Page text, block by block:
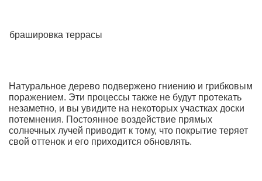
брашировка террасы
Натуральное дерево подвержено гниению и грибковым
поражением. Эти процессы также не будут протекать
незаметно, и вы увидите на некоторых участках доски
потемнения. Постоянное воздействие прямых
солнечных лучей приводит к тому, что покрытие теряет
свой оттенок и его приходится обновлять.